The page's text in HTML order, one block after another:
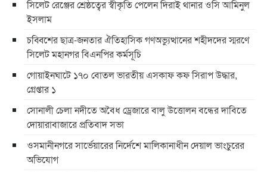
সিলেট রেঞ্জের শ্রেষ্ঠত্বের স্বীকৃতি পেলেন দিরাই থানার ওসি আমিনুল
ইসলাম
চব্বিশের ছাত্র-জনতার ঐতিহাসিক গণঅভ্যুত্থানের শহীদদের স্মরণে
সিলেট মহানগর বিএনপির কর্মসূচি
গোয়াইনঘাটে ১৭০ বোতল ভারতীয় এসকাফ কফ সিরাপ উদ্ধার,
গ্রেপ্তার ১
সোনালী চেলা নদীতে অবৈধ ড্রেজারে বালু উত্তোলন বন্ধের দাবিতে
দোয়ারাবাজারে প্রতিবাদ সভা
ওসমানীনগরে সার্ভেয়ারের নির্দেশে মালিকানাধীন দেয়াল ভাংচুরের
অভিযোগ